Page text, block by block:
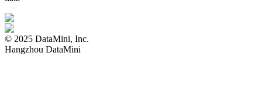
© 2025 DataMini, Inc.
Hangzhou DataMini